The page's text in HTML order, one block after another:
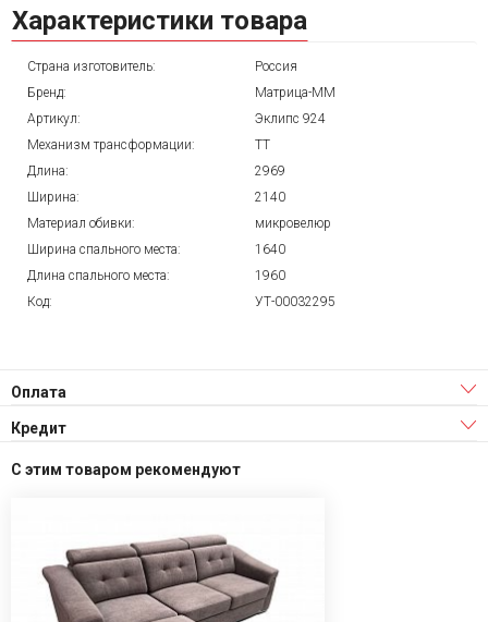
Характеристики товара
Страна изготовитель:
Россия
Бренд:
Матрица-ММ
Артикул:
Эклипс 924
Механизм трансформации:
ТТ
Длина:
2969
Ширина:
2140
Материал обивки:
микровелюр
Ширина спального места:
1640
Длина спального места:
1960
Код:
УТ-00032295
Оплата
Кредит
С этим товаром рекомендуют